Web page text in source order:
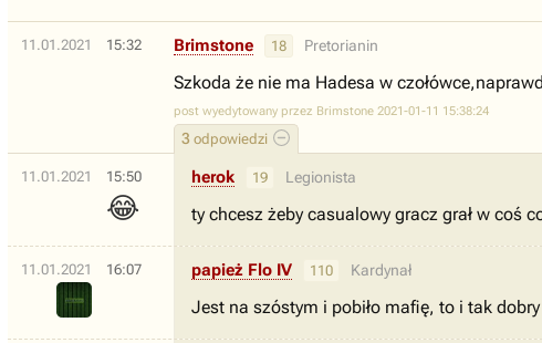
11.01.2021 15:32
3 odpowiedzi
Brimstone 18 Pretorianin
Szkoda że nie ma Hadesa w
post wyedytowany przez Brimstone 2021-01-11 15:38:24
11.01.2021 15:50
😂
herok 19 Legionista
ty chcesz żeby casualowy gracz grał w coś
11.01.2021 16:07 papież Flo IV 110 Kardynał
Jest na szóstym i pobiło mafię, to i tak